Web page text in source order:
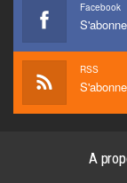
Facebook
RSS
A